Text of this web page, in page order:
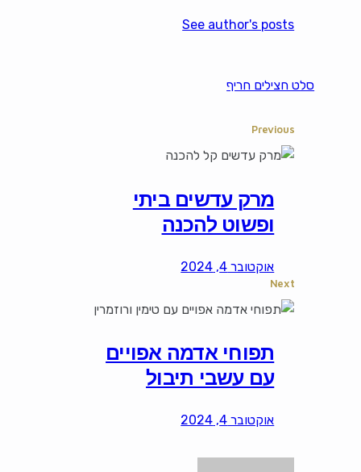
See author's posts
סלט חצילים חריף
Previous
מרק עדשים ביתי
ופשוט להכנה
אוקטובר 4, 2024
Next
תפוחי אדמה אפויים
עם עשבי תיבול
אוקטובר 4, 2024